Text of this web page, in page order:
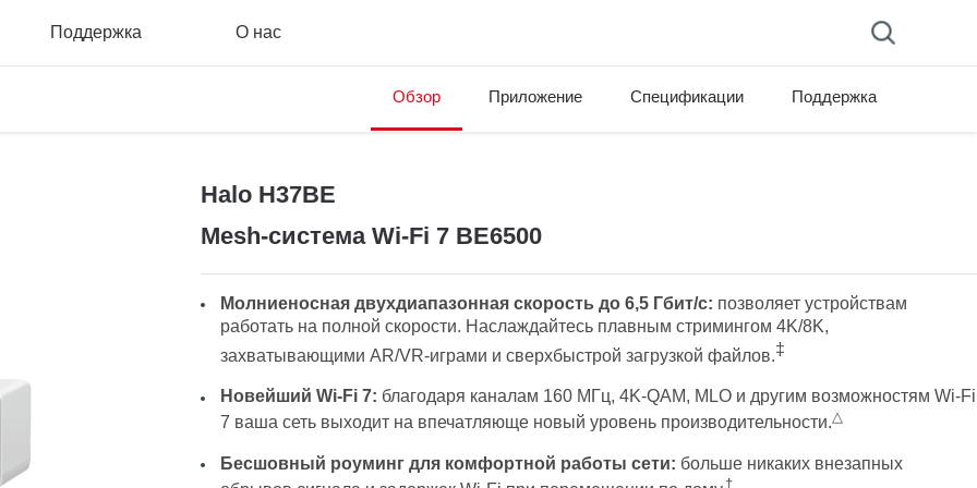
Поддержка О нас
Обзор Приложение Спецификации Поддержка
Halo H37BE
Mesh-система Wi-Fi 7 BE6500
Молниеносная двухдиапазонная скорость до 6,5 Гбит/с: позволяет устройствам
работать на полной скорости. Наслаждайтесь плавным стримингом 4K/8K,
захватывающими AR/VR-играми и сверхбыстрой загрузкой файлов.‡
Новейший Wi-Fi 7: благодаря каналам 160 МГц, 4K-QAM, MLO и другим возможностям Wi-Fi
7 ваша сеть выходит на впечатляюще новый уровень производительности.△
Бесшовный роуминг для комфортной работы сети: больше никаких внезапных
†